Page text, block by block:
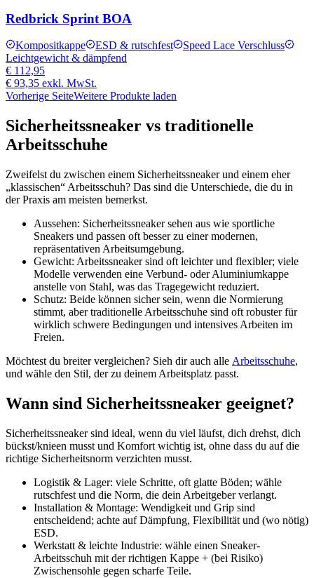
Redbrick Sprint BOA
Kompositkappe ESD & rutschfest
Speed Lace Verschluss
Leichtgewicht & dämpfend
€ 112,95
€ 93,35 exkl. MwSt.
Vorherige SeiteWeitere Produkte laden
Sicherheitssneaker vs traditionelle
Arbeitsschuhe
Zweifelst du zwischen einem Sicherheitssneaker und einem eher
„klassischen“ Arbeitsschuh? Das sind die Unterschiede, die du in
der Praxis am meisten bemerkst.
Aussehen: Sicherheitssneaker sehen aus wie sportliche
Sneakers und passen oft besser zu einer modernen,
repräsentativen Arbeitsumgebung.
Gewicht: Arbeitssneaker sind oft leichter und flexibler; viele
Modelle verwenden eine Verbund- oder Aluminiumkappe
anstelle von Stahl, was das Tragegewicht reduziert.
Schutz: Beide können sicher sein, wenn die Normierung
stimmt, aber traditionelle Arbeitsschuhe sind oft robuster für
wirklich schwere Bedingungen und intensives Arbeiten im
Freien.
Möchtest du breiter vergleichen? Sieh dir auch alle Arbeitsschuhe,
und wähle den Stil, der zu deinem Arbeitsplatz passt.
Wann sind Sicherheitssneaker geeignet?
Sicherheitssneaker sind ideal, wenn du viel läufst, dich drehst, dich
bückst/knieen musst und Komfort wichtig ist, ohne dass du auf die
richtige Sicherheitsnorm verzichten musst.
Logistik & Lager: viele Schritte, oft glatte Böden; wähle
rutschfest und die Norm, die dein Arbeitgeber verlangt.
Installation & Montage: Wendigkeit und Grip sind
entscheidend; achte auf Dämpfung, Flexibilität und (wo nötig)
ESD.
Werkstatt & leichte Industrie: wähle einen Sneaker-
Arbeitsschuh mit der richtigen Kappe + (bei Risiko)
Zwischensohle gegen scharfe Teile.